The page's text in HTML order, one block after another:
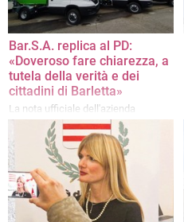
Bar.S.A. replica al PD:
«Doveroso fare chiarezza, a
tutela della verità e dei
cittadini di Barletta»
La nota ufficiale dell'azienda